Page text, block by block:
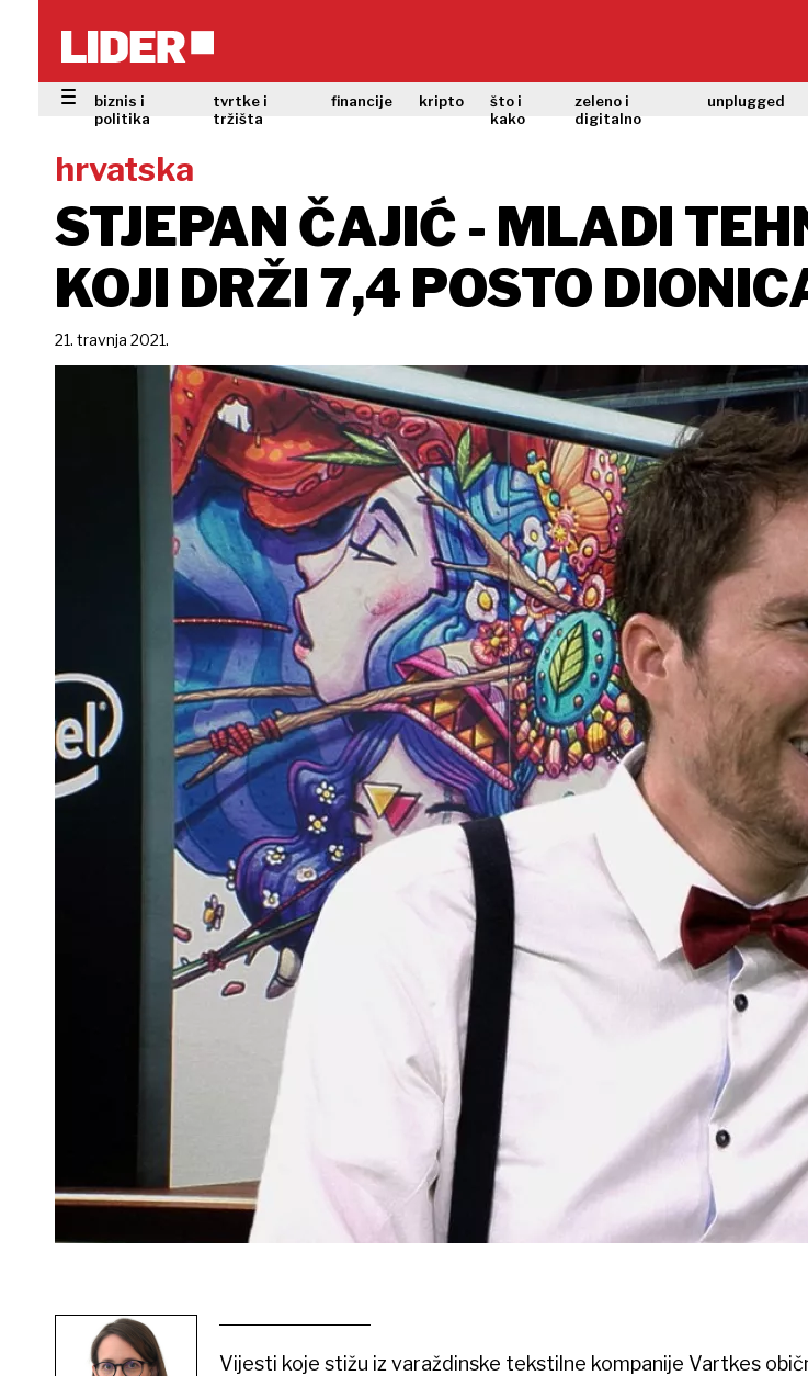
biznis i
politika
tvrtke i
tržišta
financije kripto
što i
kako
zeleno i
digitalno
unplugged
hrvatska
STJEPAN ČAJIĆ - MLADI
KOJI DRŽI 7,4 POSTO
21. travnja 2021.
Vijesti koje stižu iz varaždinske tekstilne kompanije Vartkes